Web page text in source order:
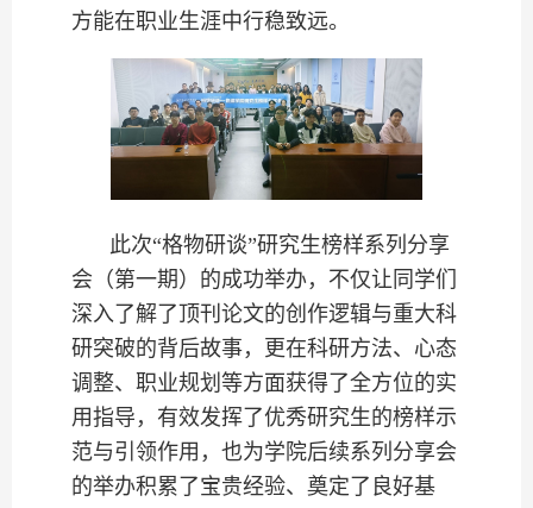
方能在职业生涯中行稳致远。
此次“格物研谈”研究生榜样系列分享
会（第一期）的成功举办，不仅让同学们
深入了解了顶刊论文的创作逻辑与重大科
研突破的背后故事，更在科研方法、心态
调整、职业规划等方面获得了全方位的实
用指导，有效发挥了优秀研究生的榜样示
范与引领作用，也为学院后续系列分享会
的举办积累了宝贵经验、奠定了良好基